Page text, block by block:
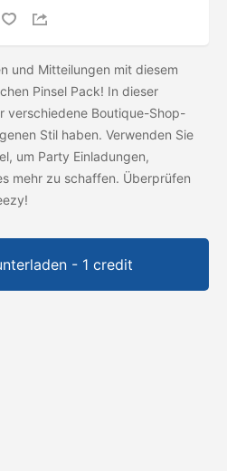
und Mitteilungen mit diesem
Pinsel Pack! In dieser
verschiedene Boutique-Shop-
Stil haben. Verwenden Sie
um Party Einladungen,
mehr zu schaffen. Überprüfen
- 1 credit